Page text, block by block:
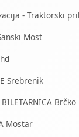
- Traktorski
Most
Srebrenik
Brčko
Mostar